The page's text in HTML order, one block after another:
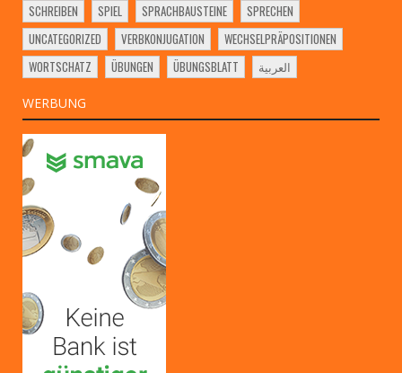
SCHREIBEN
SPIEL SPRACHBAUSTEINE
SPRECHEN
UNCATEGORIZED
VERBKONJUGATION
WECHSELPRÄPOSITIONEN
WORTSCHATZ
ÜBUNGEN ÜBUNGSBLATT العربية
WERBUNG